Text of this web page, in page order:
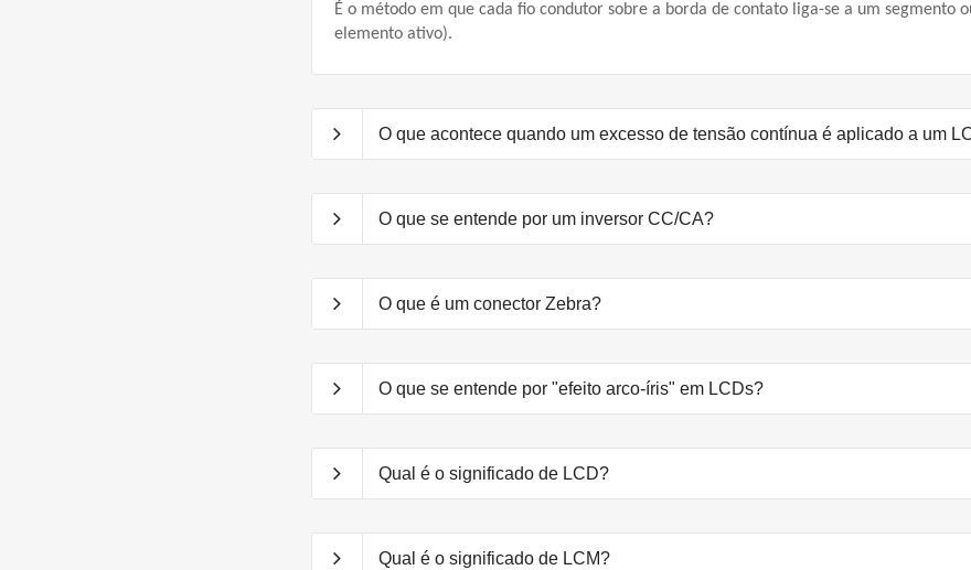
É o método em que cada fio condutor sobre a borda de contato liga-se a um segmento
elemento ativo).
O que acontece quando um excesso de tensão contínua é aplicado a um
O que se entende por um inversor CC/CA?
O que é um conector Zebra?
O que se entende por "efeito arco-íris" em LCDs?
Qual é o significado de LCD?
Qual é o significado de LCM?